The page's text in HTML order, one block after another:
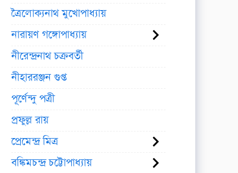
ত্রৈলোক্যনাথ মুখোপাধ্যায়
নারায়ণ গঙ্গোপাধ্যায়
নীরেন্দ্রনাথ চক্রবর্তী
নীহাররঞ্জন গুপ্ত
পূর্ণেন্দু পত্রী
প্রফুল্ল রায়
প্রেমেন্দ্র মিত্র
বঙ্কিমচন্দ্র চট্টোপাধ্যায়